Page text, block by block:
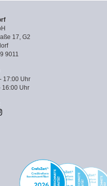
17, G2
9011
17:00 Uhr
16:00 Uhr